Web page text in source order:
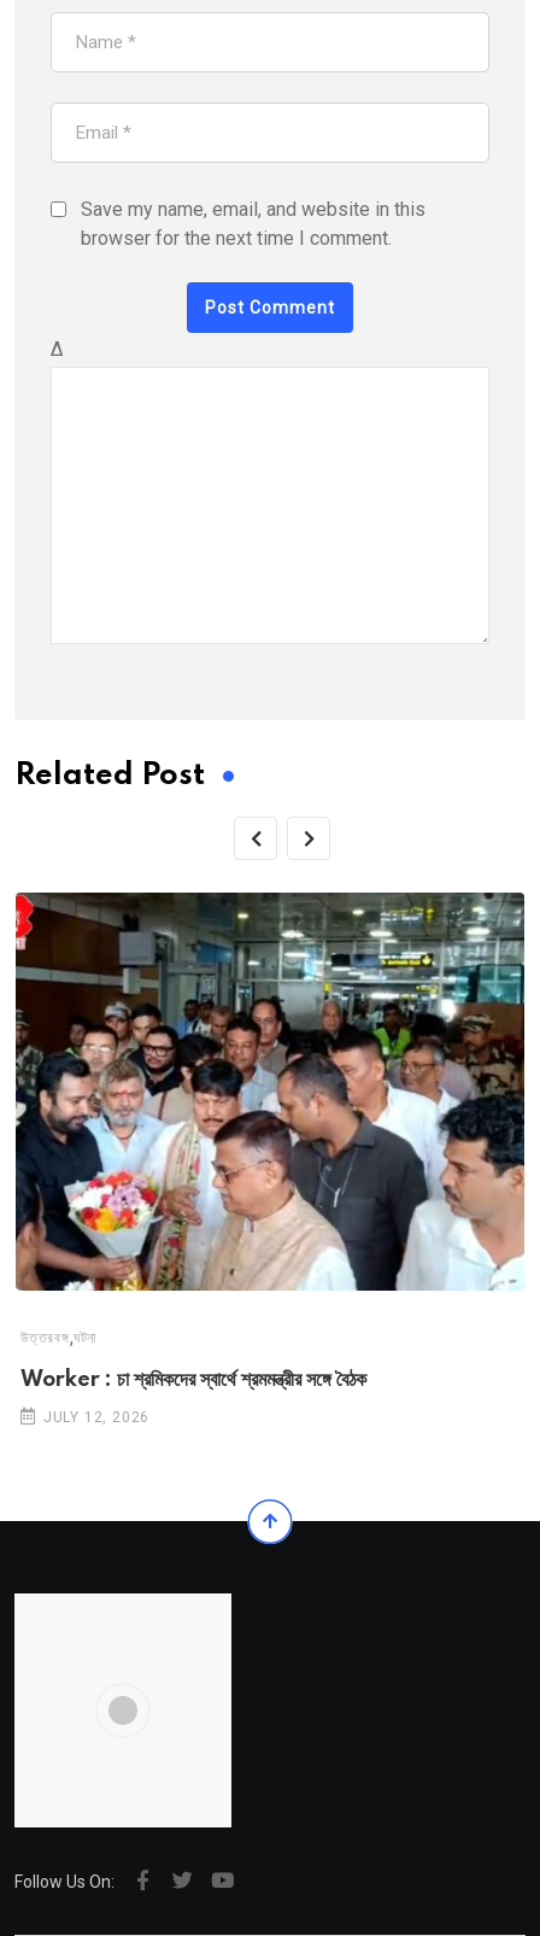
Save my name, email, and website in this
browser for the next time I comment.
Δ
Related Post
উত্তরবঙ্গ,ঘটনা
Worker : চা শ্রমিকদের স্বার্থে শ্রমমন্ত্রীর সঙ্গে বৈঠক
JULY 12, 2026
Follow Us On: